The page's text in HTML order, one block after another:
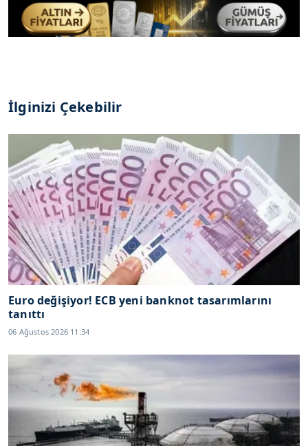
İlginizi Çekebilir
Euro değişiyor! ECB yeni banknot tasarımlarını
tanıttı
06 Ağustos 2026 11:34